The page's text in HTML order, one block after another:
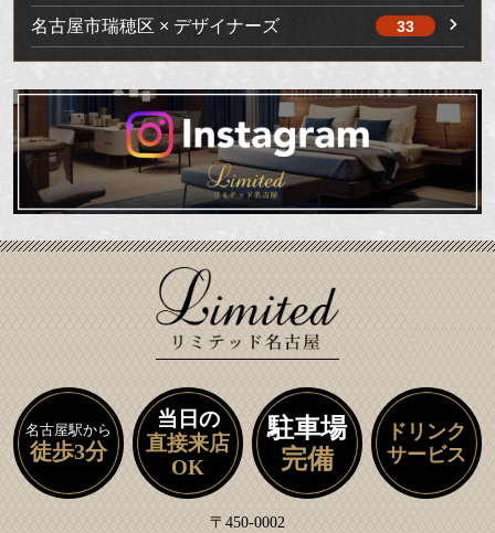
名古屋市瑞穂区 × デザイナーズ 33
名古屋駅から
徒歩3分
当日の
直接来店
OK
駐車場
完備
ドリンク
サービス
〒450-0002